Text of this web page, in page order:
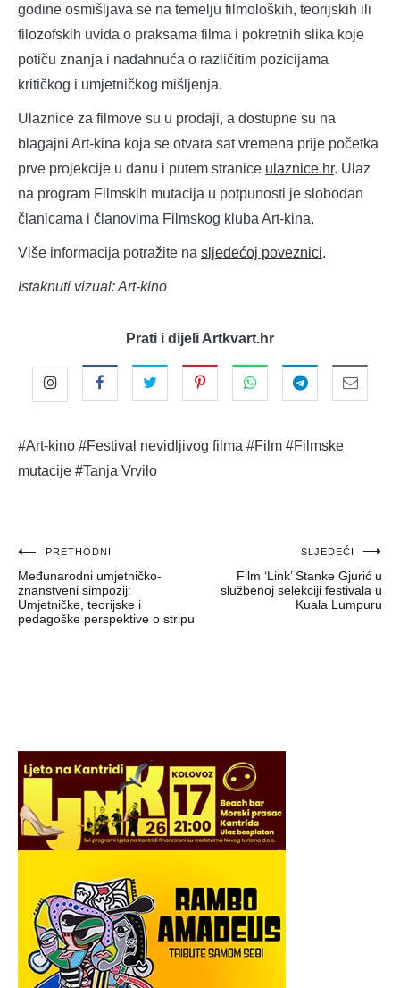
godine osmišljava se na temelju filmoloških, teorijskih ili
filozofskih uvida o praksama filma i pokretnih slika koje
potiču znanja i nadahnuća o različitim pozicijama
kritičkog i umjetničkog mišljenja.
Ulaznice za filmove su u prodaji, a dostupne su na
blagajni Art-kina koja se otvara sat vremena prije početka
prve projekcije u danu i putem stranice ulaznice.hr. Ulaz
na program Filmskih mutacija u potpunosti je slobodan
članicama i članovima Filmskog kluba Art-kina.
Više informacija potražite na sljedećoj poveznici.
Istaknuti vizual: Art-kino
Prati i dijeli Artkvart.hr
#Art-kino #Festival nevidljivog filma #Film #Filmske
mutacije #Tanja Vrvilo
Navigacija
objava
PRETHODNI
Međunarodni umjetničko-
znanstveni simpozij:
Umjetničke, teorijske i
pedagoške perspektive o stripu
SLJEDEĆI
Film ‘Link’ Stanke Gjurić u
službenoj selekciji festivala u
Kuala Lumpuru